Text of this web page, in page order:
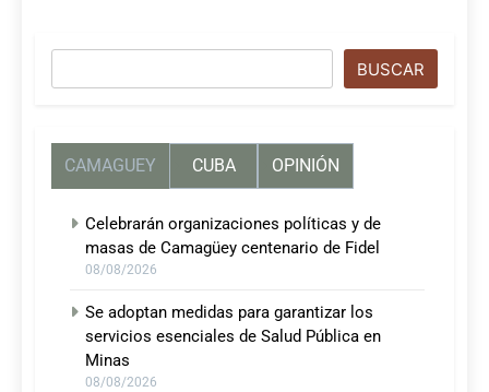
BUSCAR
CAMAGUEY CUBA OPINIÓN
Celebrarán organizaciones políticas y de
masas de Camagüey centenario de Fidel
08/08/2026
Se adoptan medidas para garantizar los
servicios esenciales de Salud Pública en
Minas
08/08/2026